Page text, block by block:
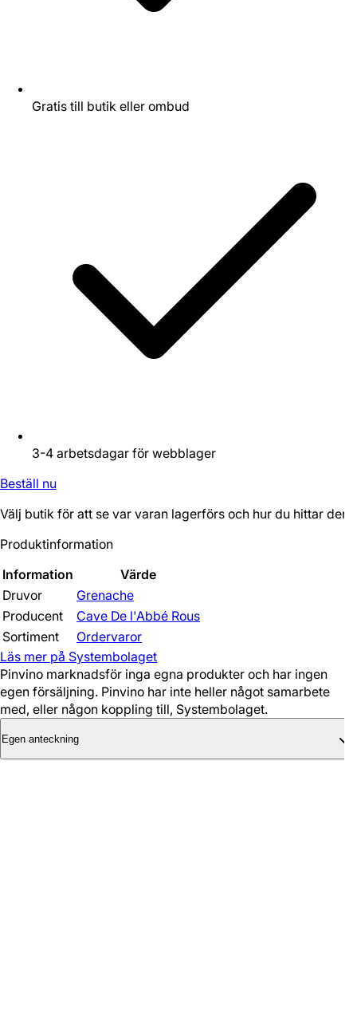
Gratis till butik eller ombud
3-4 arbetsdagar för webblager
Beställ nu
Välj butik för att se var varan lagerförs och hur du hittar den.
Produktinformation
Information
Värde
Druvor
Grenache
Producent
Cave De l'Abbé Rous
Sortiment
Ordervaror
Läs mer på Systembolaget
Pinvino marknadsför inga egna produkter och har ingen
egen försäljning. Pinvino har inte heller något samarbete
med, eller någon koppling till, Systembolaget.
Egen anteckning